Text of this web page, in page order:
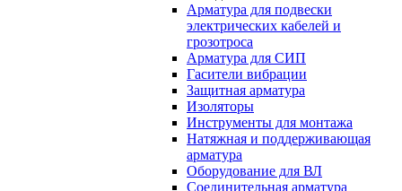
Арматура для подвески
электрических кабелей и
грозотроса
Арматура для СИП
Гасители вибрации
Защитная арматура
Изоляторы
Инструменты для монтажа
Натяжная и поддерживающая
арматура
Оборудование для ВЛ
Соединительная арматура